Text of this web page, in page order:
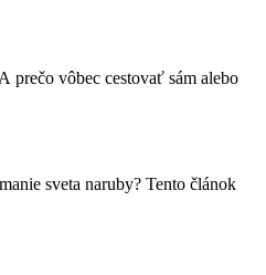
prečo vôbec cestovať sám alebo
sveta naruby? Tento článok